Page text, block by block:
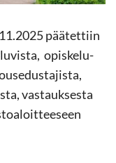
pää­tet­tiin
opis­ke­lu­
vas­tauk­ses­ta